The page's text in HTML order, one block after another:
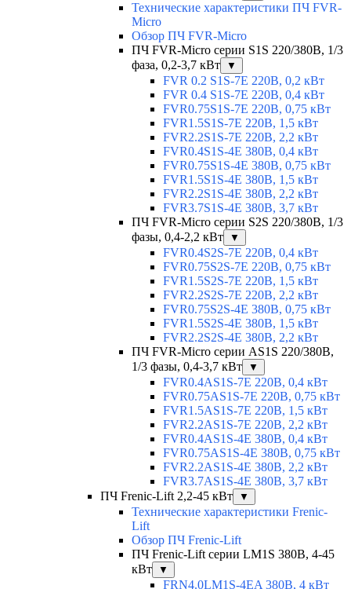
Технические характеристики ПЧ FVR-
Micro
Обзор ПЧ FVR-Micro
ПЧ FVR-Micro серии S1S 220/380В, 1/3
фаза, 0,2-3,7 кВт
▼
FVR 0.2 S1S-7E 220В, 0,2 кВт
FVR 0.4 S1S-7E 220В, 0,4 кВт
FVR0.75S1S-7E 220В, 0,75 кВт
FVR1.5S1S-7E 220В, 1,5 кВт
FVR2.2S1S-7E 220В, 2,2 кВт
FVR0.4S1S-4E 380В, 0,4 кВт
FVR0.75S1S-4E 380В, 0,75 кВт
FVR1.5S1S-4E 380В, 1,5 кВт
FVR2.2S1S-4E 380В, 2,2 кВт
FVR3.7S1S-4E 380В, 3,7 кВт
ПЧ FVR-Micro серии S2S 220/380В, 1/3
фазы, 0,4-2,2 кВт
▼
FVR0.4S2S-7E 220В, 0,4 кВт
FVR0.75S2S-7E 220В, 0,75 кВт
FVR1.5S2S-7E 220В, 1,5 кВт
FVR2.2S2S-7E 220В, 2,2 кВт
FVR0.75S2S-4E 380В, 0,75 кВт
FVR1.5S2S-4E 380В, 1,5 кВт
FVR2.2S2S-4E 380В, 2,2 кВт
ПЧ FVR-Micro серии AS1S 220/380В,
1/3 фазы, 0,4-3,7 кВт
▼
FVR0.4AS1S-7E 220В, 0,4 кВт
FVR0.75AS1S-7E 220В, 0,75 кВт
FVR1.5AS1S-7E 220В, 1,5 кВт
FVR2.2AS1S-7E 220В, 2,2 кВт
FVR0.4AS1S-4E 380В, 0,4 кВт
FVR0.75AS1S-4E 380В, 0,75 кВт
FVR2.2AS1S-4E 380В, 2,2 кВт
FVR3.7AS1S-4E 380В, 3,7 кВт
ПЧ Frenic-Lift 2,2-45 кВт
▼
Технические характеристики Frenic-
Lift
Обзор ПЧ Frenic-Lift
ПЧ Frenic-Lift серии LM1S 380В, 4-45
кВт
▼
FRN4.0LM1S-4EA 380В, 4 кВт